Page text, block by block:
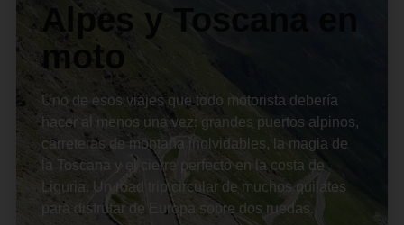
Alpes y Toscana en
moto
Uno de esos viajes que todo motorista debería
hacer al menos una vez: grandes puertos alpinos,
carreteras de montaña inolvidables, la magia de
la Toscana y el cierre perfecto en la costa de
Liguria. Un road trip circular de muchos quilates
para disfrutar de Europa sobre dos ruedas.